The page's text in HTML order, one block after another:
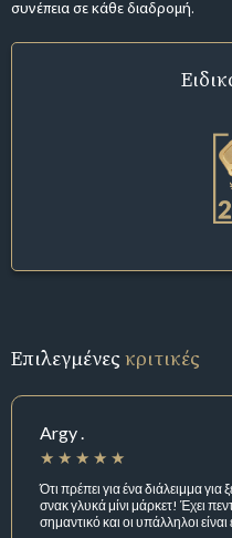
συνέπεια σε κάθε διαδρομή.
Επιλεγμένεςκριτικές
Argy .
Ότι πρέπει για ένα διάλειμμα
σνακ γλυκά μίνι μάρκετ! Έχει
σημαντικό και οι υπάλληλοι είναι